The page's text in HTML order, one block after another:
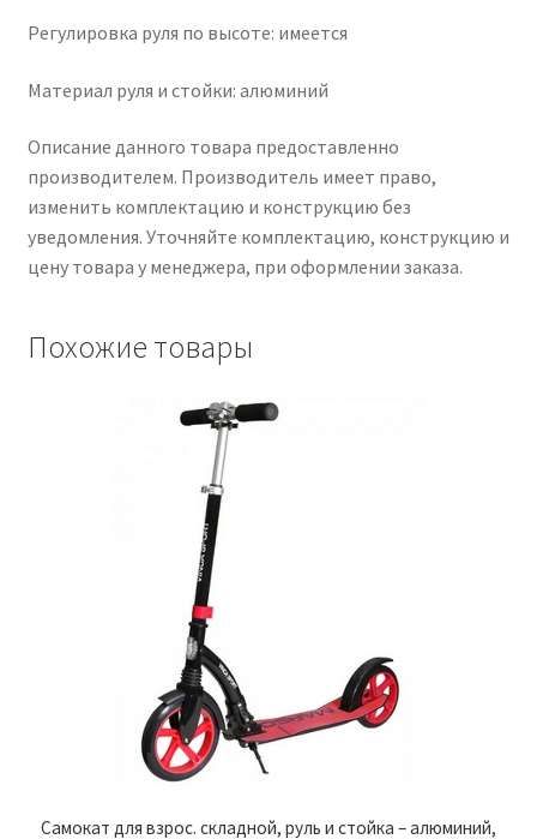
Регулировка руля по высоте: имеется
Материал руля и стойки: алюминий
Описание данного товара предоставленно
производителем. Производитель имеет право,
изменить комплектацию и конструкцию без
уведомления. Уточняйте комплектацию, конструкцию и
цену товара у менеджера, при оформлении заказа.
Похожие товары
Самокат для взрос. складной, руль и стойка – алюминий,